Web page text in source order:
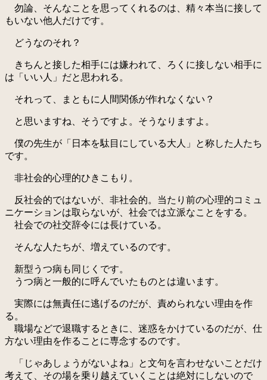
勿論、そんなことを思ってくれるのは、精々本当に接して
もいない他人だけです。
どうなのそれ？
きちんと接した相手には嫌われて、ろくに接しない相手に
は「いい人」だと思われる。
それって、まともに人間関係が作れなくない？
と思いますね、そうですよ。そうなりますよ。
僕の先生が「日本を駄目にしている大人」と称した人たち
です。
非社会的心理的ひきこもり。
反社会的ではないが、非社会的。当たり前の心理的コミュ
ニケーションは取らないが、社会では立派なことをする。
社会での社交辞令には長けている。
そんな人たちが、増えているのです。
新型うつ病も同じくです。
うつ病と一般的に呼んでいたものとは違います。
実際には無責任に逃げるのだが、責められない理由を作
る。
職場などで退職するときに、迷惑をかけているのだが、仕
方ない理由を作ることに専念するのです。
「じゃあしょうがないよね」と文句を言わせないことだけ
考えて、その場を乗り越えていくことは絶対にしないので